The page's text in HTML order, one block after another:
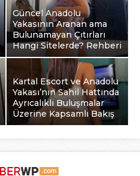
Güncel Anadolu
Yakasının Aranan ama
Bulunamayan Çıtırları
Hangi Sitelerde? Rehberi
Kartal Escort ve Anadolu
Yakası’nın Sahil Hattında
Ayrıcalıklı Buluşmalar
Üzerine Kapsamlı Bakış